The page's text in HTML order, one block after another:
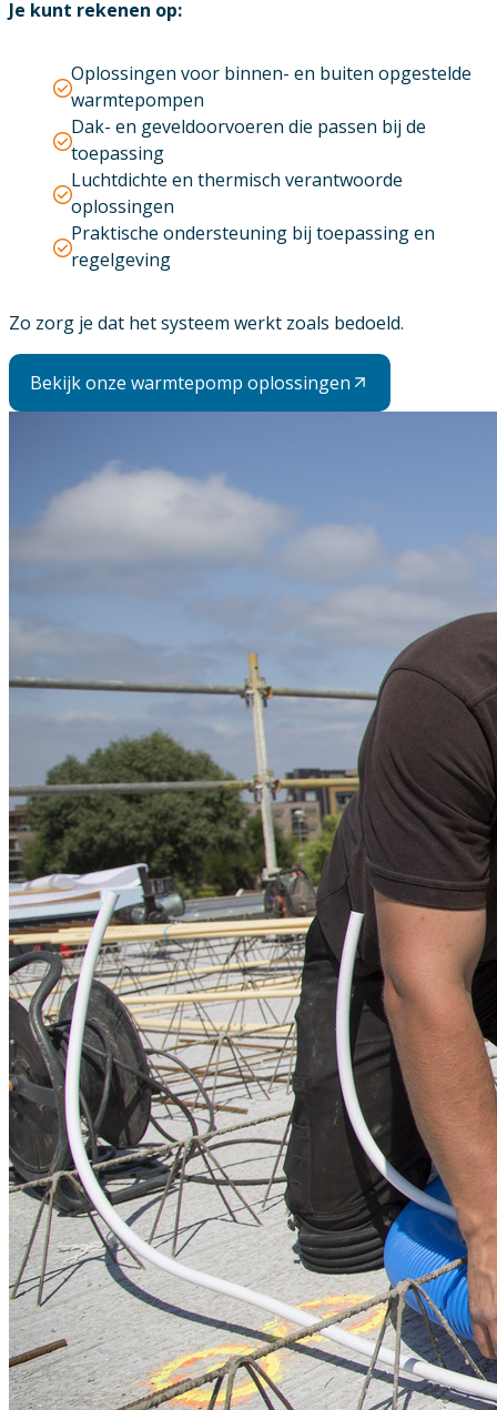
Je kunt rekenen op:
Oplossingen voor binnen- en buiten opgestelde
warmtepompen
Dak- en geveldoorvoeren die passen bij de
toepassing
Luchtdichte en thermisch verantwoorde
oplossingen
Praktische ondersteuning bij toepassing en
regelgeving
Zo zorg je dat het systeem werkt zoals bedoeld.
Bekijk onze warmtepomp oplossingen